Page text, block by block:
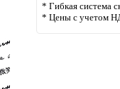
* Гибкая система
* Цены с учетом